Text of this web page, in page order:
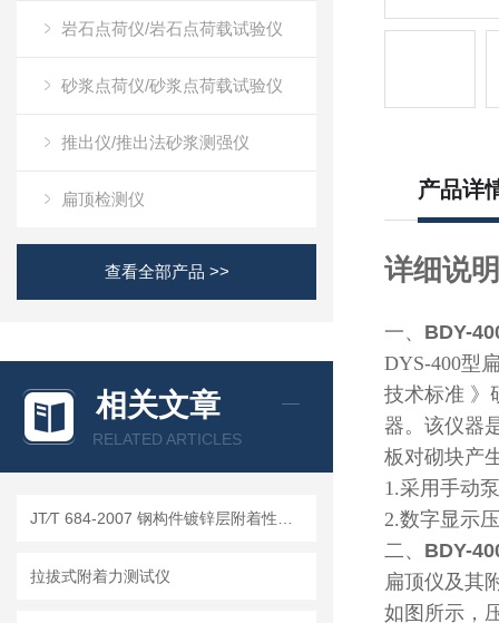
岩石点荷仪/岩石点荷载试验仪
砂浆点荷仪/砂浆点荷载试验仪
推出仪/推出法砂浆测强仪
扁顶检测仪
查看全部产品 >>
相关文章
RELATED ARTICLES
拉拔式附着力测试仪
产品详
详细说
一、 BDY-
DYS-400型
技术标准 》
器。该仪器
板对砌块产
1.采用手动
2.数字显示
二、 BDY-
扁顶仪及其
如图所示，